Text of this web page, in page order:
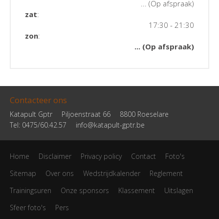
... (Op afspraak)
zat:
17:30 - 21:30
zon:
... (Op afspraak)
Contacteer ons
Katapult Gptr Piljoenstraat 66
8800 Roeselare
Tel: 0475/60.42.57
info@katapult-gptr.be
Home Disclaimer Privacy policy Contact
Foto's
Sitemap
Over ons Wedstrijdkalender
Reglement
Trainingsuren
Onze sponsors Klassement
Uitslagen
Sfeer foto's
Pers